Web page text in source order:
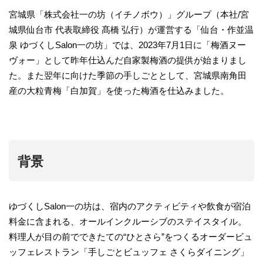
宮城県「株式会社一の坊（イチノボウ）」グループ（本社/宮
城県仙台市 代表取締役 髙橋 弘行）が運営する「仙台・作並温
泉 ゆづくしSalon一の坊」では、2023年7月1日に「梅酒ヌー
ヴォー」として昨年仕込んだ自家製梅酒の提供が始まりまし
た。また翌年に向けた季節の手しごととして、宮城県南角田
産の大粒青梅「白加賀」を使った梅酒を仕込みました。
背景
ゆづくしSalon一の坊は、宿内のアクティビティや飲食が宿泊
料金に含まれる、オールインクルーシブのステイスタイル。
料理人が目の前でできたての“ひとさら”をつくるオーダービュ
ッフェレストラン「手しごとビュッフェ さくらダイニング」